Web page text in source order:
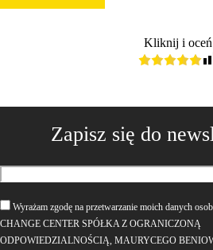
Kliknij i oceń
Zapisz się do
Wyrażam zgodę na przetwarzanie moich danych
CHANGE CENTER SPÓŁKA Z OGRANICZONĄ
ODPOWIEDZIALNOŚCIĄ, MAURYCEGO